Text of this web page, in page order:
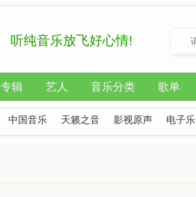
听纯音乐放飞好心情!
专辑 艺人 音乐分类 歌单
中国音乐 天籁之音 影视原声 电子乐